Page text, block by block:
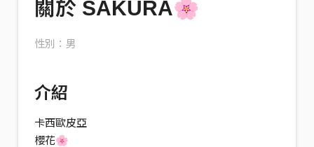
關於 SAKURA🌸
性別：男
介紹
卡西歐皮亞
櫻花🌸